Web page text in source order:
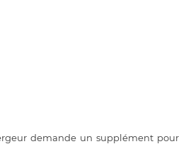
demande un supplément pour